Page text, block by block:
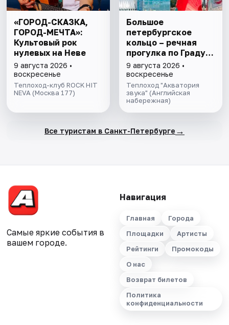
«ГОРОД-СКАЗКА,
ГОРОД-МЕЧТА»:
Культовый рок
нулевых на Неве
9 августа 2026 •
воскресенье
Теплоход-клуб ROCK HIT
NEVA (Москва 177)
Большое
петербургское
кольцо – речная
прогулка пo Граду
на Неве с
авторской
экскурсией и живой
музыкой в тёплом
салоне теплохода
9 августа 2026 •
воскресенье
Теплоход "Акватория
звука" (Английская
набережная)
Все туристам в Санкт-Петербурге →
Самые яркие события в
вашем городе.
Навигация
Главная
Города
Площадки
Артисты
Рейтинги
Промокоды
О нас
Возврат билетов
Политика
конфиденциальности